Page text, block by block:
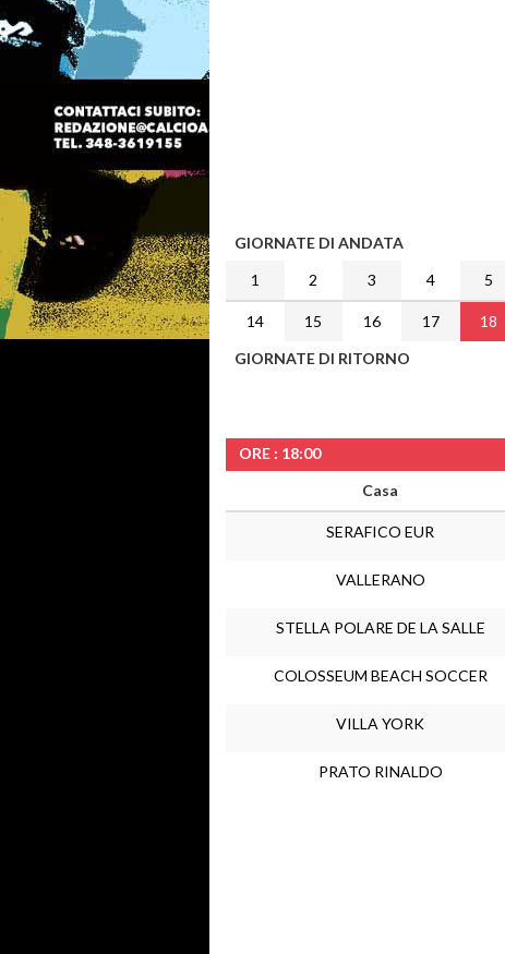
GIORNATE DI ANDATA
1
2 3 4 5
14 15 16 17 18
GIORNATE DI RITORNO
ORE : 18:00
Casa
SERAFICO EUR
VALLERANO
STELLA POLARE DE LA SALLE
COLOSSEUM BEACH SOCCER
VILLA YORK
PRATO RINALDO